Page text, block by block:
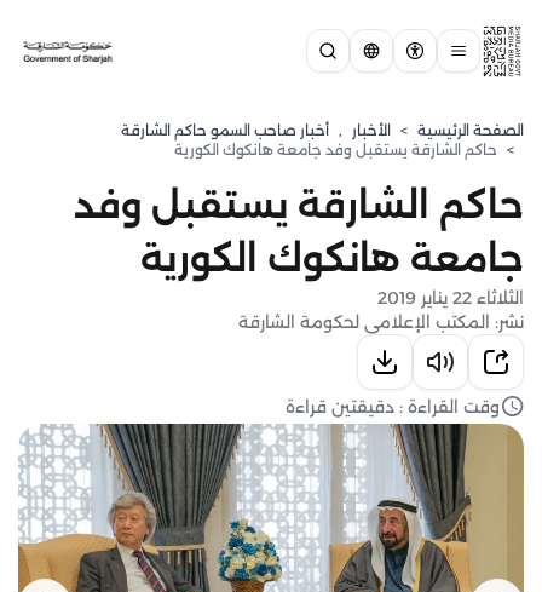
الصفحة الرئيسية > الأخبار , أخبار صاحب السمو حاكم الشارقة
> حاكم الشارقة يستقبل وفد جامعة هانكوك الكورية
حاكم الشارقة يستقبل وفد
جامعة هانكوك الكورية
الثلاثاء 22 يناير 2019
نشر: المكتب الإعلامي لحكومة الشارقة
وقت القراءة : دقيقتين قراءة